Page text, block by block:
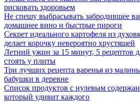
рисковать здоровьем
Не спешу выбрасывать забродившее
домашнее вино и быстрые пироги
Секрет идеального картофеля из
делает корочку невероятно хрустящей
Летний ужин за 15 минут, 5 рецептов
стоять у плиты
Три лучших рецепта варенья из
бабушки в деревне
Список продуктов с нулевым
который удивит каждого